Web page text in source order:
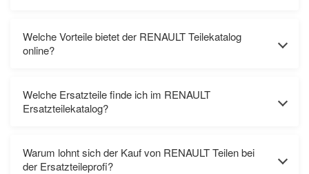
Welche Vorteile bietet der RENAULT Teilekatalog
online?
Welche Ersatzteile finde ich im RENAULT
Ersatzteilekatalog?
Warum lohnt sich der Kauf von RENAULT Teilen bei
der Ersatzteileprofi?